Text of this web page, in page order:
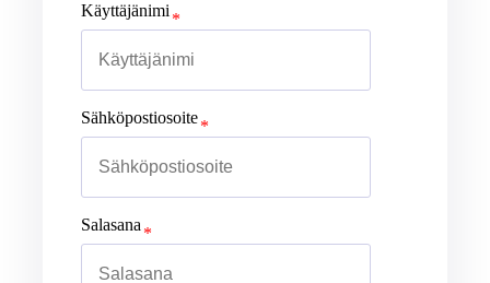
Käyttäjänimi
Sähköpostiosoite
Salasana